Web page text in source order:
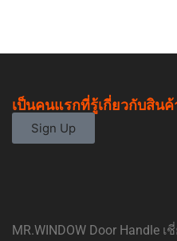
เป็นคนแรกที่รู้เกี่ยวกับสิน
Sign Up
MR.WINDOW Door Handle